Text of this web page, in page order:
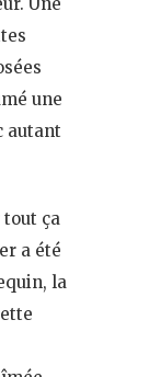
une
autant
tout ça
a été
la